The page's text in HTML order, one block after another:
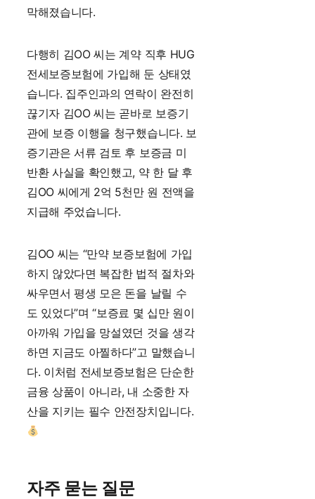
막해졌습니다.
다행히 김OO 씨는 계약 직후 HUG
전세보증보험에 가입해 둔 상태였
습니다. 집주인과의 연락이 완전히
끊기자 김OO 씨는 곧바로 보증기
관에 보증 이행을 청구했습니다. 보
증기관은 서류 검토 후 보증금 미
반환 사실을 확인했고, 약 한 달 후
김OO 씨에게 2억 5천만 원 전액을
지급해 주었습니다.
김OO 씨는 “만약 보증보험에 가입
하지 않았다면 복잡한 법적 절차와
싸우면서 평생 모은 돈을 날릴 수
도 있었다”며 “보증료 몇 십만 원이
아까워 가입을 망설였던 것을 생각
하면 지금도 아찔하다”고 말했습니
다. 이처럼 전세보증보험은 단순한
금융 상품이 아니라, 내 소중한 자
산을 지키는 필수 안전장치입니다.
자주 묻는 질문